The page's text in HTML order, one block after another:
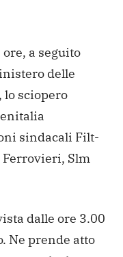
a seguito
delle
sciopero
sindacali Filt-
Slm
dalle ore 3.00
Ne prende atto